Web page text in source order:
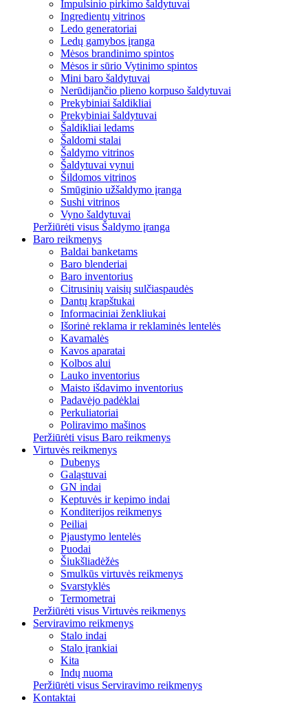
Impulsinio pirkimo šaldytuvai
Ingredientų vitrinos
Ledo generatoriai
Ledų gamybos įranga
Mėsos brandinimo spintos
Mėsos ir sūrio Vytinimo spintos
Mini baro šaldytuvai
Nerūdijančio plieno korpuso šaldytuvai
Prekybiniai šaldikliai
Prekybiniai šaldytuvai
Šaldikliai ledams
Šaldomi stalai
Šaldymo vitrinos
Šaldytuvai vynui
Šildomos vitrinos
Smūginio užšaldymo įranga
Sushi vitrinos
Vyno šaldytuvai
Peržiūrėti visus Šaldymo įranga
Baro reikmenys
Baldai banketams
Baro blenderiai
Baro inventorius
Citrusinių vaisių sulčiaspaudės
Dantų krapštukai
Informaciniai ženkliukai
Išorinė reklama ir reklaminės lentelės
Kavamalės
Kavos aparatai
Kolbos alui
Lauko inventorius
Maisto išdavimo inventorius
Padavėjo padėklai
Perkuliatoriai
Poliravimo mašinos
Peržiūrėti visus Baro reikmenys
Virtuvės reikmenys
Dubenys
Galąstuvai
GN indai
Keptuvės ir kepimo indai
Konditerijos reikmenys
Peiliai
Pjaustymo lentelės
Puodai
Šiukšliadėžės
Smulkūs virtuvės reikmenys
Svarstyklės
Termometrai
Peržiūrėti visus Virtuvės reikmenys
Serviravimo reikmenys
Stalo indai
Stalo įrankiai
Kita
Indų nuoma
Peržiūrėti visus Serviravimo reikmenys
Kontaktai